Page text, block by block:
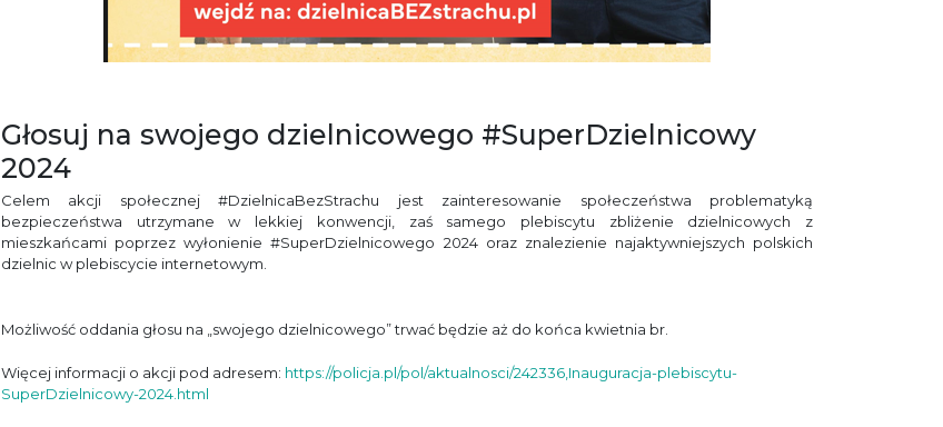
Głosuj na swojego dzielnicowego #SuperDzielnicowy
2024
Celem akcji społecznej #DzielnicaBezStrachu jest zainteresowanie społeczeństwa problematyką
bezpieczeństwa utrzymane w lekkiej konwencji, zaś samego plebiscytu zbliżenie dzielnicowych z
mieszkańcami poprzez wyłonienie #SuperDzielnicowego 2024 oraz znalezienie najaktywniejszych polskich
dzielnic w plebiscycie internetowym.
Możliwość oddania głosu na „swojego dzielnicowego” trwać będzie aż do końca kwietnia br.
Więcej informacji o akcji pod adresem: https://policja.pl/pol/aktualnosci/242336,Inauguracja-plebiscytu-
SuperDzielnicowy-2024.html